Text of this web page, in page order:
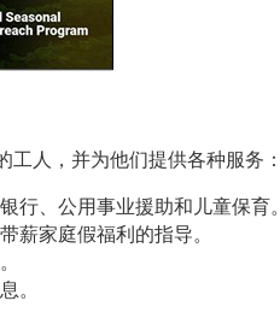
人，并为他们提供各种服务：
行、公用事业援助和儿童保育。
薪家庭假福利的指导。
。